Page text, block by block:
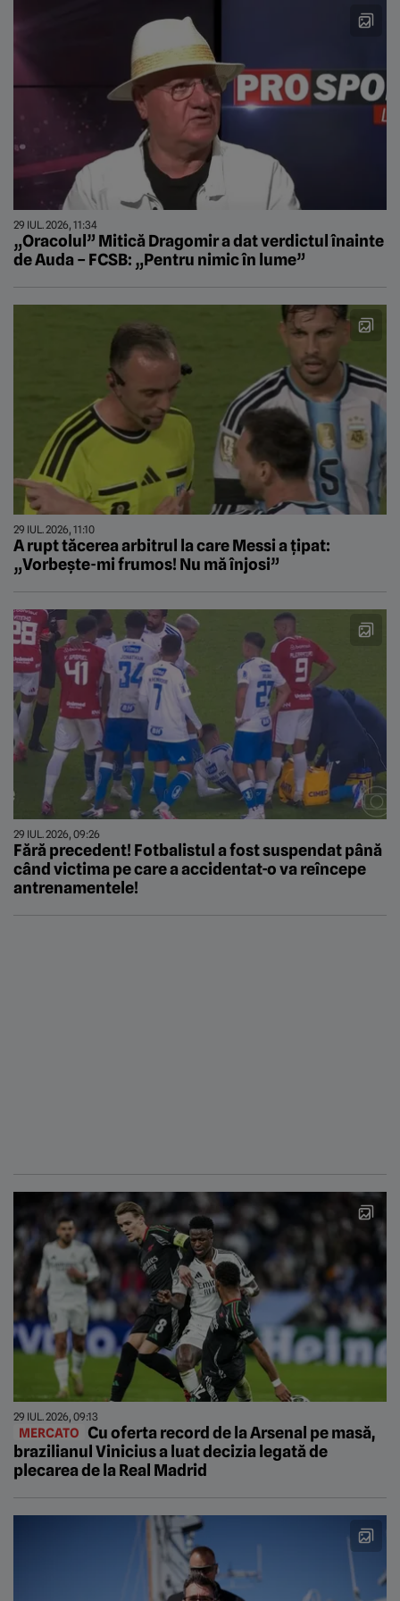
29 IUL. 2026, 11:34
„Oracolul” Mitică Dragomir a dat verdictul înainte
de Auda – FCSB: „Pentru nimic în lume”
29 IUL. 2026, 11:10
A rupt tăcerea arbitrul la care Messi a țipat:
„Vorbește-mi frumos! Nu mă înjosi”
29 IUL. 2026, 09:26
Fără precedent! Fotbalistul a fost suspendat până
când victima pe care a accidentat-o va reîncepe
antrenamentele!
29 IUL. 2026, 09:13
MERCATO
Cu oferta record de la Arsenal pe masă,
brazilianul Vinicius a luat decizia legată de
plecarea de la Real Madrid